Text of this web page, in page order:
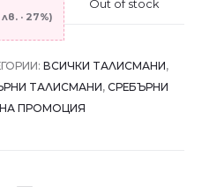
· 27%)
Out of stock
ВСИЧКИ ТАЛИСМАНИ,
ТАЛИСМАНИ, СРЕБЪРНИ
ПРОМОЦИЯ